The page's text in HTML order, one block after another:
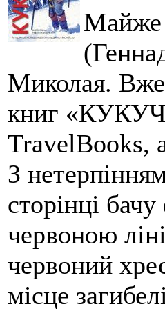
Майже
Миколая. Вже
книг
TravelBooks,
З
сторінці
червоною
червоний
місце